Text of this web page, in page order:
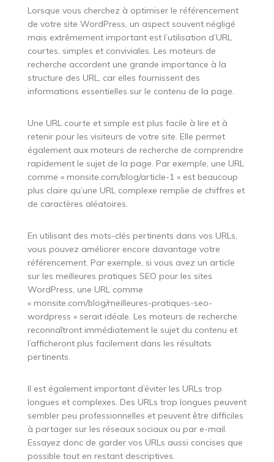
Lorsque vous cherchez à optimiser le référencement
de votre site WordPress, un aspect souvent négligé
mais extrêmement important est l’utilisation d’URL
courtes, simples et conviviales. Les moteurs de
recherche accordent une grande importance à la
structure des URL, car elles fournissent des
informations essentielles sur le contenu de la page.
Une URL courte et simple est plus facile à lire et à
retenir pour les visiteurs de votre site. Elle permet
également aux moteurs de recherche de comprendre
rapidement le sujet de la page. Par exemple, une URL
comme « monsite.com/blog/article-1 » est beaucoup
plus claire qu’une URL complexe remplie de chiffres et
de caractères aléatoires.
En utilisant des mots-clés pertinents dans vos URLs,
vous pouvez améliorer encore davantage votre
référencement. Par exemple, si vous avez un article
sur les meilleures pratiques SEO pour les sites
WordPress, une URL comme
« monsite.com/blog/meilleures-pratiques-seo-
wordpress » serait idéale. Les moteurs de recherche
reconnaîtront immédiatement le sujet du contenu et
l’afficheront plus facilement dans les résultats
pertinents.
Il est également important d’éviter les URLs trop
longues et complexes. Des URLs trop longues peuvent
sembler peu professionnelles et peuvent être difficiles
à partager sur les réseaux sociaux ou par e-mail.
Essayez donc de garder vos URLs aussi concises que
possible tout en restant descriptives.